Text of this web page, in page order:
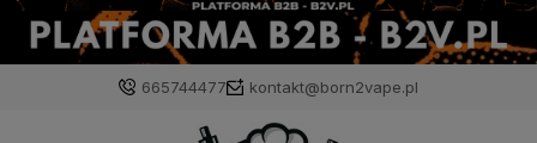
665744477 kontakt@born2vape.pl